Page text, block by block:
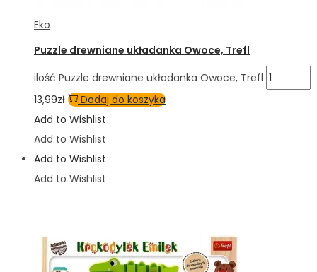
Eko
Puzzle drewniane układanka Owoce, Trefl
ilość Puzzle drewniane układanka Owoce, Trefl
13,99zł
Dodaj do koszyka
Add to Wishlist
Add to Wishlist
Add to Wishlist
Add to Wishlist